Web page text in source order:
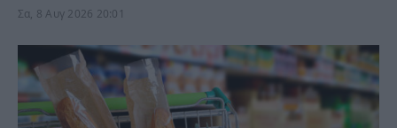
Σα, 8 Αυγ 2026 20:01